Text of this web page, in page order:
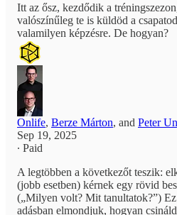
Itt az ősz, kezdődik a
valószínűleg te is küldöd a
valamilyen képzésre. De hogyan?
Onlife, Berze Márton, and Peter
Sep 19, 2025
∙ Paid
A legtöbben a következőt teszik:
(jobb esetben) kérnek egy rövid
(„Milyen volt? Mit tanultatok?”)
adásban elmondjuk, hogyan